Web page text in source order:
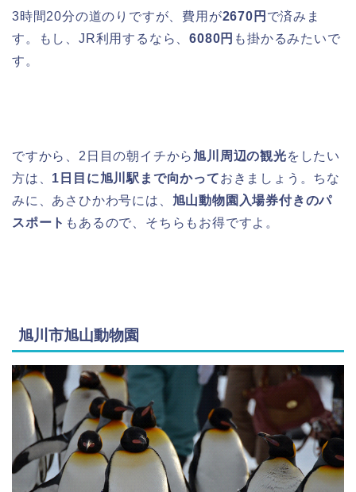
3時間20分の道のりですが、費用が2670円 で済みま
す。もし、JR利用するなら、6080円 も掛かるみたいで
す。
ですから、2日目の朝イチから 旭川周辺の観光をしたい
方は、 1日目に旭川駅まで向かっておきましょう。ちな
みに、あさひかわ号には、 旭山動物園入場券付きのパ
スポート もあるので、そちらもお得ですよ。
旭川市旭山動物園